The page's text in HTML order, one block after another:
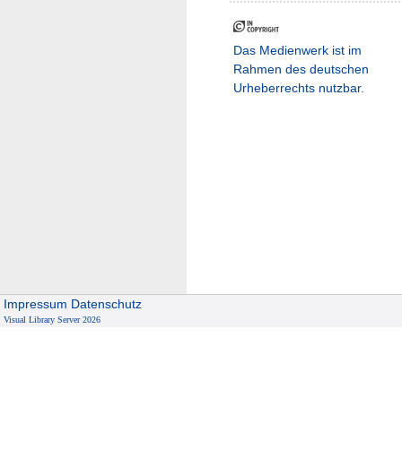
Das Medienwerk ist im
Rahmen des deutschen
Urheberrechts nutzbar.
Impressum Datenschutz
Visual Library Server 2026